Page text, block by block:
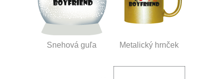
Snehová guľa Metalický hrnček